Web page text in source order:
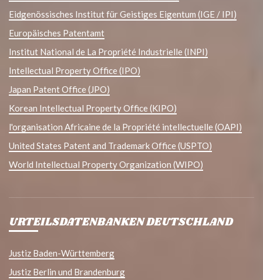
Eidgenössisches Institut für Geistiges Eigentum (IGE / IPI)
Europäisches Patentamt
Institut National de La Propriété Industrielle (INPI)
Intellectual Property Office (IPO)
Japan Patent Office (JPO)
Korean Intellectual Property Office (KIPO)
l'organisation Africaine de la Propriété intellectuelle (OAPI)
United States Patent and Trademark Office (USPTO)
World Intellectual Property Organization (WIPO)
URTEILSDATENBANKEN DEUTSCHLAND
Justiz Baden-Württemberg
Justiz Berlin und Brandenburg